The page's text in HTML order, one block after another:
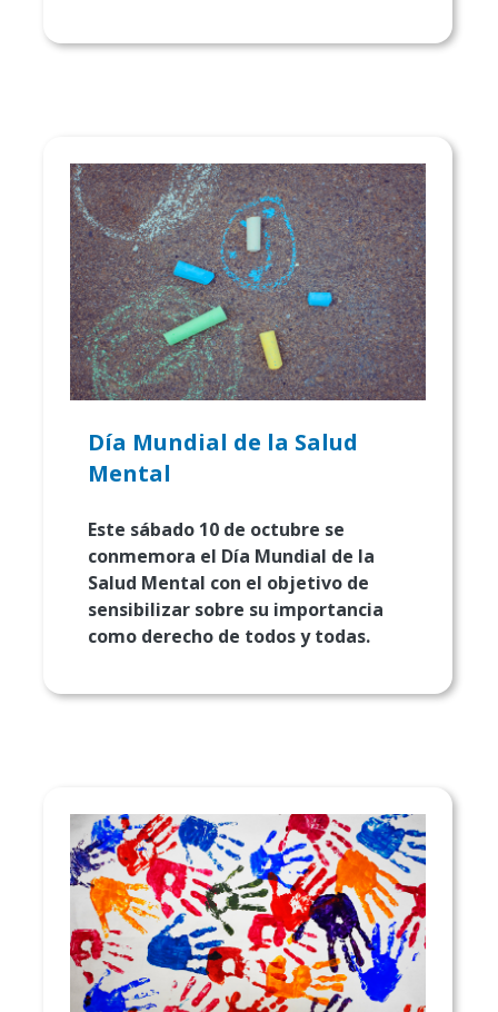
Día Mundial de la Salud
Mental
Este sábado 10 de octubre se
conmemora el Día Mundial de la
Salud Mental con el objetivo de
sensibilizar sobre su importancia
como derecho de todos y todas.